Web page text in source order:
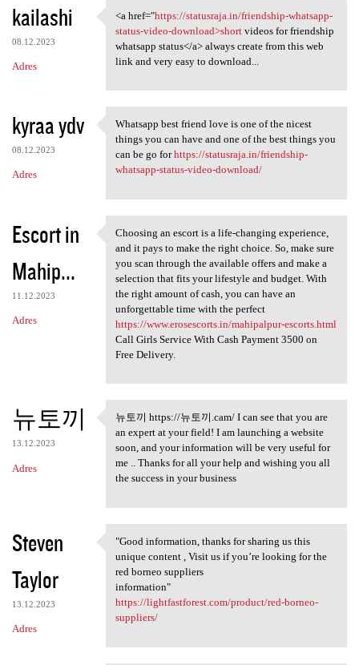
kailashi
08.12.2023
Adres
<a href="https://statusraja
<a href="https://statusraja.in/friendship-whatsapp-
status-video-download>shortvideos for friendship
whatsapp status</a> always create from this web
link and very easy to download...
kyraa ydv
08.12.2023
Adres
Whatsapp best friend love is
Whatsapp best friend love is one of the nicest
things you can have and one of the best things you
can be go forhttps://statusraja.in/friendship-
whatsapp-status-video-download/
Escort in
Mahip...
11.12.2023
Adres
Choosing an escort is a life
Choosing an escort is a life-changing experience,
and it pays to make the right choice. So, make sure
you scan through the available offers and make a
selection that fits your lifestyle and budget. With
the right amount of cash, you can have an
unforgettable time with the perfect
https://www.erosescorts.in/mahipalpur-escorts.html
Call Girls Service With Cash Payment 3500 on
Free Delivery.
뉴토끼
13.12.2023
Adres
뉴토끼 https://뉴토끼.cam/ I can
뉴토끼 https://뉴토끼.cam/ I can see that you are
an expert at your field! I am launching a website
soon, and your information will be very useful for
me .. Thanks for all your help and wishing you all
the success in your business
Steven
Taylor
13.12.2023
Adres
"Good information, thanks for
"Good information, thanks for sharing us this
unique content , Visit us if you’re looking for the
red borneo suppliers
information"
https://lightfastforest.com/product/red-borneo-
suppliers/